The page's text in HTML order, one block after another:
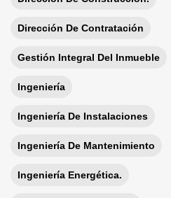
Dirección De Contratación
Gestión Integral Del Inmueble
Ingeniería
Ingeniería De Instalaciones
Ingeniería De Mantenimiento
Ingeniería Energética.